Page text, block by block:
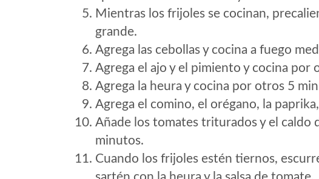
Mientras los frijoles se cocinan,
grande.
Agrega las cebollas y cocina a fuego
Agrega el ajo y el pimiento y cocina por
Agrega la heura y cocina por otros 5
Agrega el comino, el orégano, la
Añade los tomates triturados y el caldo
minutos.
Cuando los frijoles estén tiernos,